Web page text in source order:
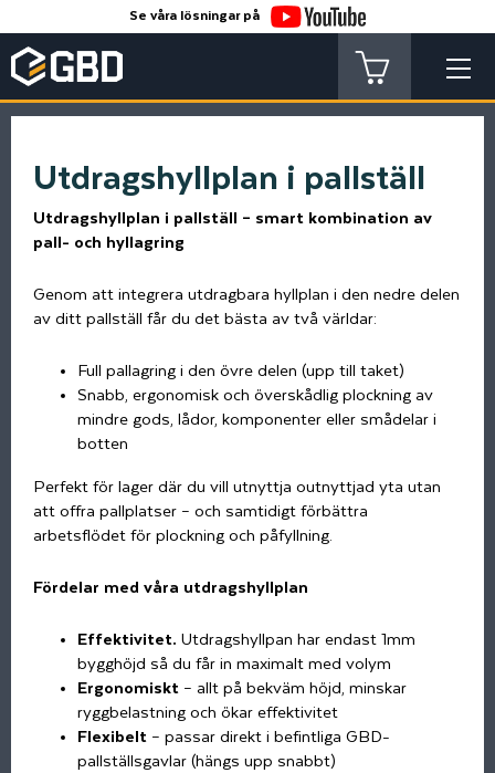
Se våra lösningar på
Utdragshyllplan i pallställ
Utdragshyllplan i pallställ – smart kombination av
pall- och hyllagring
Genom att integrera utdragbara hyllplan i den nedre delen
av ditt pallställ får du det bästa av två världar:
Full pallagring i den övre delen (upp till taket)
Snabb, ergonomisk och överskådlig plockning av
mindre gods, lådor, komponenter eller smådelar i
botten
Perfekt för lager där du vill utnyttja outnyttjad yta utan
att offra pallplatser – och samtidigt förbättra
arbetsflödet för plockning och påfyllning.
Fördelar med våra utdragshyllplan
Effektivitet. Utdragshyllpan har endast 1mm
bygghöjd så du får in maximalt med volym
Ergonomiskt – allt på bekväm höjd, minskar
ryggbelastning och ökar effektivitet
Flexibelt – passar direkt i befintliga GBD-
pallställsgavlar (hängs upp snabbt)